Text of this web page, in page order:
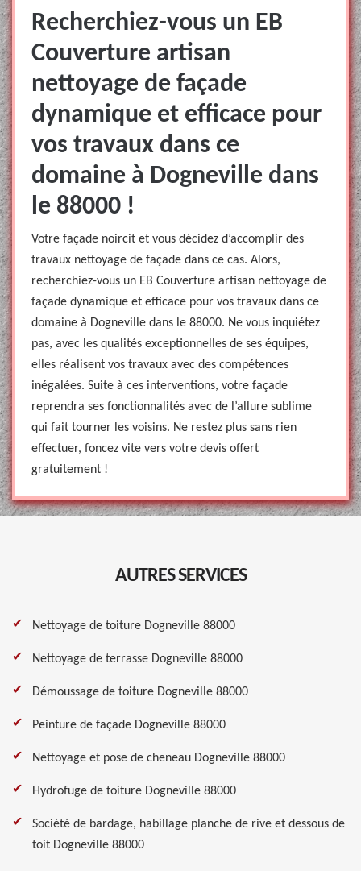
Recherchiez-vous un EB
Couverture artisan
nettoyage de façade
dynamique et efficace pour
vos travaux dans ce
domaine à Dogneville dans
le 88000 !
Votre façade noircit et vous décidez d’accomplir des
travaux nettoyage de façade dans ce cas. Alors,
recherchiez-vous un EB Couverture artisan nettoyage de
façade dynamique et efficace pour vos travaux dans ce
domaine à Dogneville dans le 88000. Ne vous inquiétez
pas, avec les qualités exceptionnelles de ses équipes,
elles réalisent vos travaux avec des compétences
inégalées. Suite à ces interventions, votre façade
reprendra ses fonctionnalités avec de l’allure sublime
qui fait tourner les voisins. Ne restez plus sans rien
effectuer, foncez vite vers votre devis offert
gratuitement !
AUTRES SERVICES
Nettoyage de toiture Dogneville 88000
Nettoyage de terrasse Dogneville 88000
Démoussage de toiture Dogneville 88000
Peinture de façade Dogneville 88000
Nettoyage et pose de cheneau Dogneville 88000
Hydrofuge de toiture Dogneville 88000
Société de bardage, habillage planche de rive et dessous de
toit Dogneville 88000